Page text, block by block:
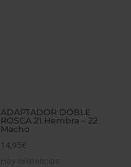
ADAPTADOR DOBLE
ROSCA 21 Hembra – 22
Macho
14,95€
Hay existencias